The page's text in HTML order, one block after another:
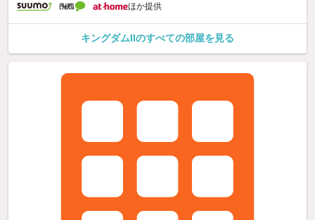
ほか提供
キングダムIIのすべての部屋を見る